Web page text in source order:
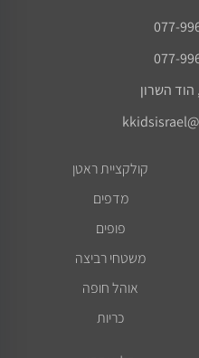
077-
077-
קולקציית ראטן
מדפים
פופים
משטחי רביצה
אוהל חופה
כריות